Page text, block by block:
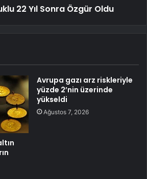
22 Yıl Sonra Özgür Oldu
Avrupa gazı arz riskleriyle
yüzde 2’nin üzerinde
yükseldi
Ağustos 7, 2026